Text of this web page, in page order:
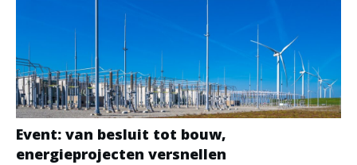
Event: van besluit tot bouw,
energieprojecten versnellen